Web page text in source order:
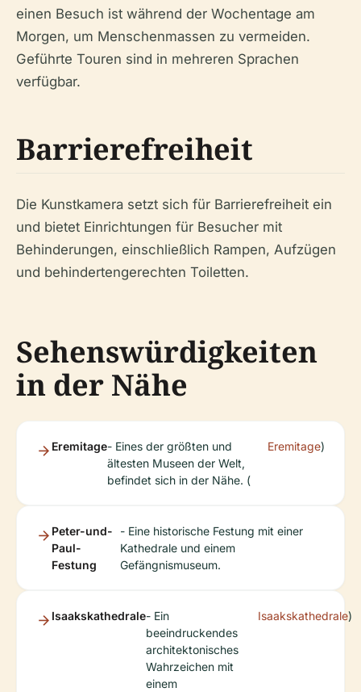
einen Besuch ist während der Wochentage am
Morgen, um Menschenmassen zu vermeiden.
Geführte Touren sind in mehreren Sprachen
verfügbar.
Barrierefreiheit
Die Kunstkamera setzt sich für Barrierefreiheit ein
und bietet Einrichtungen für Besucher mit
Behinderungen, einschließlich Rampen, Aufzügen
und behindertengerechten Toiletten.
Sehenswürdigkeiten
in der Nähe
Eremitage- Eines der größten und
ältesten Museen der Welt,
befindet sich in der Nähe. (
Eremitage)
Peter-und-
Paul-
Festung
- Eine historische Festung mit einer
Kathedrale und einem
Gefängnismuseum.
Isaakskathedrale- Ein
beeindruckendes
architektonisches
Wahrzeichen mit
einem
Isaakskathedrale)